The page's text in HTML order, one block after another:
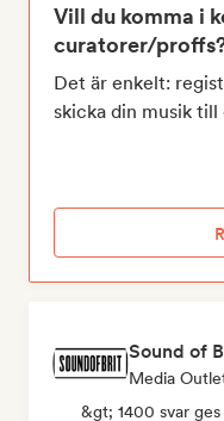
Vill du komma i
curatorer/
Det är enkelt:
skicka din musik till
Sound of
Media
&gt; 1400 svar ges